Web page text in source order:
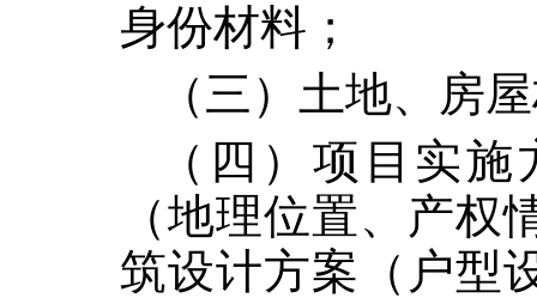
身份材料；
（三）土地、房
（四）项目实
（地理位置、产
筑设计方案（户型